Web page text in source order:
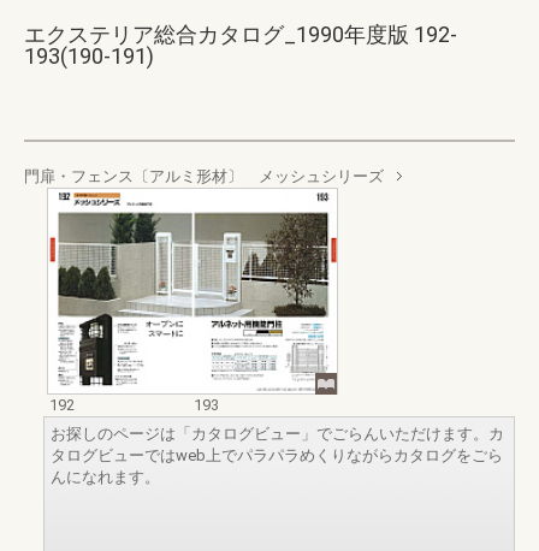
エクステリア総合カタログ_1990年度版 192-
193(190-191)
門扉・フェンス〔アルミ形材〕 メッシュシリーズ
192
193
お探しのページは「カタログビュー」でごらんいただけます。カ
タログビューではweb上でパラパラめくりながらカタログをごら
んになれます。